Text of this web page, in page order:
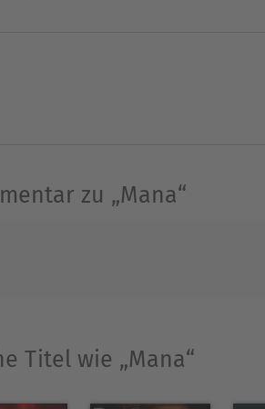
seit 1991 als freiberuflicher
er die Romanserie "Das
zu „Mana“
Titel wie „Mana“